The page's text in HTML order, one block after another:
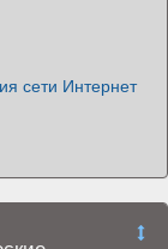
сети Интернет